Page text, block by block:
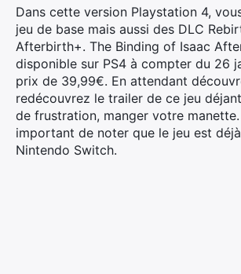
Dans cette version Playstation 4,
jeu de base mais aussi des DLC
Afterbirth+. The Binding of Isaac
disponible sur PS4 à compter du 26
prix de 39,99€. En attendant
redécouvrez le trailer de ce jeu
de frustration, manger votre
important de noter que le jeu est
Nintendo Switch.